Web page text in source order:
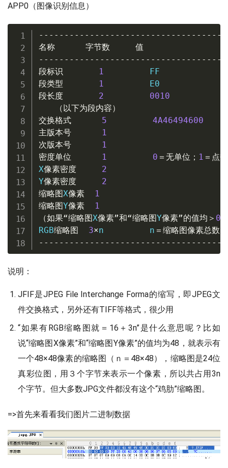
APP0（图像识别信息）
名称
字节数
值
段标识
1
段类型
1
段长度
2
0010
（以下为段内容）
交换格式
5
4A46494600
主版本号
1
次版本号
1
密度单位
1 0 ＝无单位； 1 ＝点
X像素密度
2
Y像素密度
2
缩略图X像素
1
缩略图Y像素
1
（如果“缩略图X像素”和“缩略图Y像素”的值均＞ 0
RGB缩略图 3×n         n ＝缩略图像素总数
说明：
JFIF是JPEG File Interchange Forma的缩写，即JPEG文
件交换格式，另外还有TIFF等格式，很少用
“如果有RGB缩略图就＝16＋3n”是什么意思呢？比如
说“缩略图X像素”和“缩略图Y像素”的值均为48，就表示有
一个48×48像素的缩略图（ｎ＝48×48），缩略图是24位
真彩位图，用３个字节来表示一个像素，所以共占用3n
个字节。但大多数JPG文件都没有这个“鸡肋”缩略图。
=>首先来看看我们图片二进制数据